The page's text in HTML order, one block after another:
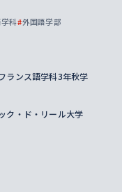
科#外国語学部
ランス語学科3年秋学
ク・ド・リール大学